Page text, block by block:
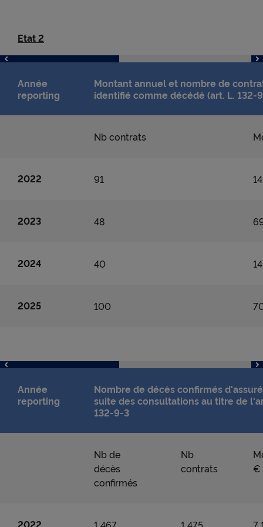
Etat 2
Année
reporting
Montant annuel et nombre de
identifié comme décédé (art. L. 132-
Nb contrats
2022 91
2023 48
2024 40
2025 100
Année
reporting
Nombre de décès confirmés
suite des consultations au titre de
132-9-3
Nb de
décès
confirmés
Nb
contrats
€
2022